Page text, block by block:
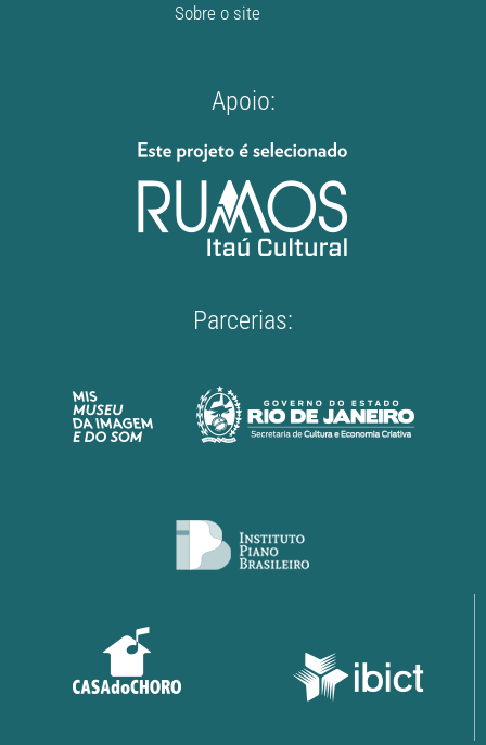
Sobre o site
Apoio:
Parcerias: